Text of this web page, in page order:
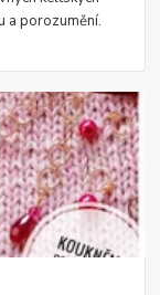
a porozumění.